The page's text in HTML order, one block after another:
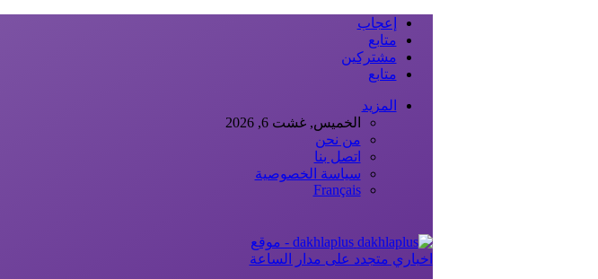
إعجاب
متابع
مشتركين
متابع
المزيد
الخميس, غشت 6, 2026
من نحن
اتصل بنا
سياسة الخصوصية
Français
dakhlaplus - موقع
اخباري متجدد على مدار الساعة